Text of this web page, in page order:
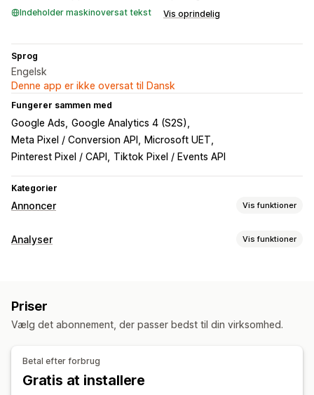
Indeholder maskinoversat tekst Vis oprindelig
Sprog
Engelsk
Denne app er ikke oversat til Dansk
Fungerer sammen med
Google Ads Google Analytics 4 (S2S)
Meta Pixel / Conversion API
Microsoft UET
Pinterest Pixel / CAPI
Tiktok Pixel / Events API
Kategorier
Annoncer Vis funktioner
Effektivitetsanalyse
Analyser Vis funktioner
Segmentering
Priser
Vælg det abonnement, der passer bedst til din virksomhed.
Betal efter forbrug
Gratis at installere